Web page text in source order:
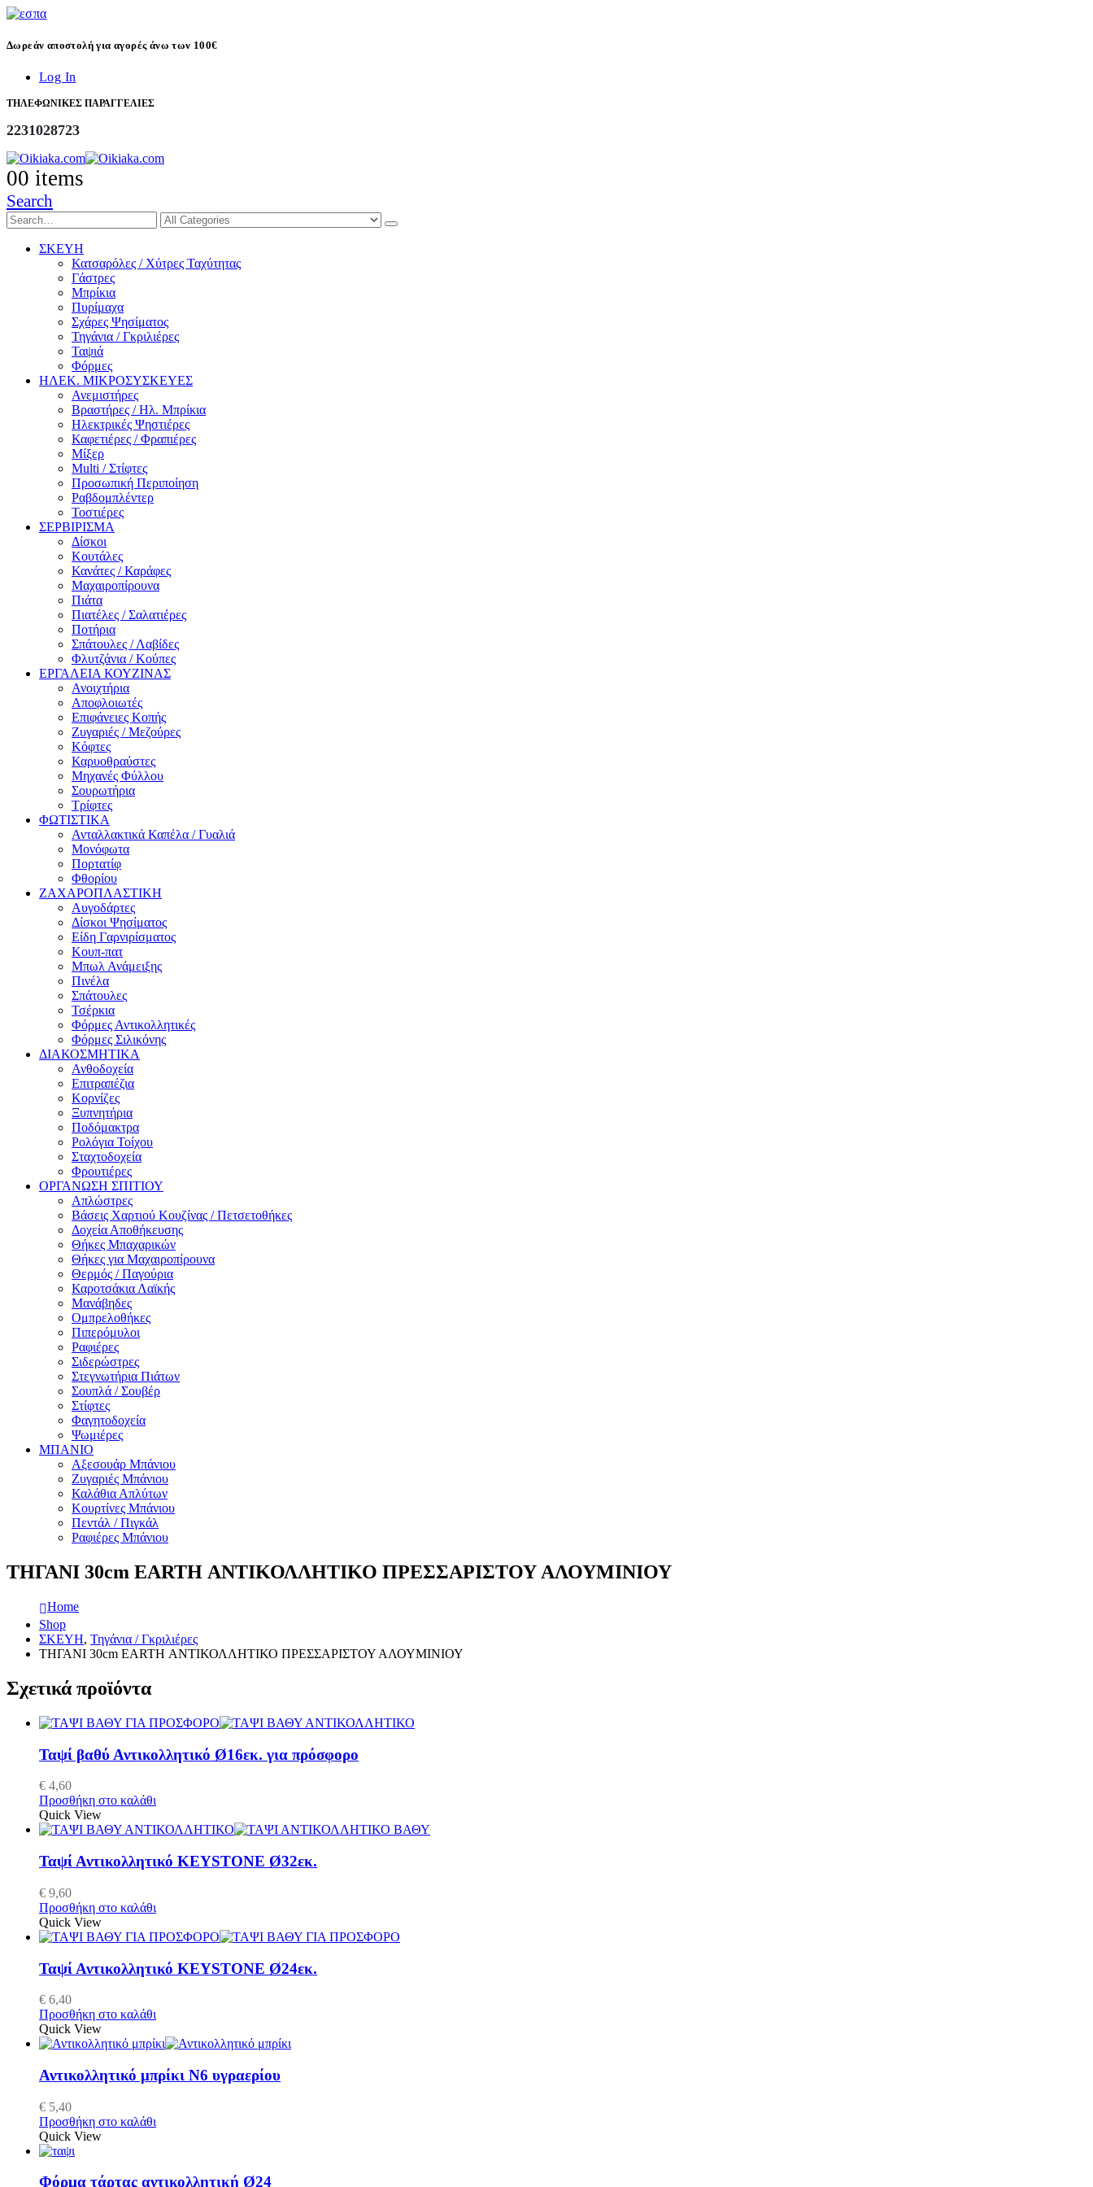
Δωρεάν αποστολή για αγορές άνω των 100€
Log In
ΤΗΛΕΦΩΝΙΚΕΣ ΠΑΡΑΓΓΕΛΙΕΣ
2231028723
00 items
Search
ΣΚΕΥΗ
Κατσαρόλες / Χύτρες Ταχύτητας
Γάστρες
Μπρίκια
Πυρίμαχα
Σχάρες Ψησίματος
Τηγάνια / Γκριλιέρες
Ταψιά
Φόρμες
ΗΛΕΚ. ΜΙΚΡΟΣΥΣΚΕΥΕΣ
Ανεμιστήρες
Βραστήρες / Ηλ. Μπρίκια
Ηλεκτρικές Ψηστιέρες
Καφετιέρες / Φραπιέρες
Μίξερ
Multi / Στίφτες
Προσωπική Περιποίηση
Ραβδομπλέντερ
Τοστιέρες
ΣΕΡΒΙΡΙΣΜΑ
Δίσκοι
Κουτάλες
Κανάτες / Καράφες
Μαχαιροπίρουνα
Πιάτα
Πιατέλες / Σαλατιέρες
Ποτήρια
Σπάτουλες / Λαβίδες
Φλυτζάνια / Κούπες
ΕΡΓΑΛΕΙΑ ΚΟΥΖΙΝΑΣ
Ανοιχτήρια
Αποφλοιωτές
Επιφάνειες Κοπής
Ζυγαριές / Μεζούρες
Κόφτες
Καρυοθραύστες
Μηχανές Φύλλου
Σουρωτήρια
Τρίφτες
ΦΩΤΙΣΤΙΚΑ
Ανταλλακτικά Καπέλα / Γυαλιά
Μονόφωτα
Πορτατίφ
Φθορίου
ΖΑΧΑΡΟΠΛΑΣΤΙΚΗ
Αυγοδάρτες
Δίσκοι Ψησίματος
Είδη Γαρνιρίσματος
Κουπ-πατ
Μπωλ Ανάμειξης
Πινέλα
Σπάτουλες
Τσέρκια
Φόρμες Αντικολλητικές
Φόρμες Σιλικόνης
ΔΙΑΚΟΣΜΗΤΙΚΑ
Ανθοδοχεία
Επιτραπέζια
Κορνίζες
Ξυπνητήρια
Ποδόμακτρα
Ρολόγια Τοίχου
Σταχτοδοχεία
Φρουτιέρες
ΟΡΓΑΝΩΣΗ ΣΠΙΤΙΟΥ
Απλώστρες
Βάσεις Χαρτιού Κουζίνας / Πετσετοθήκες
Δοχεία Αποθήκευσης
Θήκες Μπαχαρικών
Θήκες για Μαχαιροπίρουνα
Θερμός / Παγούρια
Καροτσάκια Λαϊκής
Μανάβηδες
Ομπρελοθήκες
Πιπερόμυλοι
Ραφιέρες
Σιδερώστρες
Στεγνωτήρια Πιάτων
Σουπλά / Σουβέρ
Στίφτες
Φαγητοδοχεία
Ψωμιέρες
ΜΠΑΝΙΟ
Αξεσουάρ Μπάνιου
Ζυγαριές Μπάνιου
Καλάθια Απλύτων
Κουρτίνες Μπάνιου
Πεντάλ / Πιγκάλ
Ραφιέρες Μπάνιου
ΤΗΓΑΝΙ 30cm EARTH ΑΝΤΙΚΟΛΛΗΤΙΚΟ ΠΡΕΣΣΑΡΙΣΤΟΥ ΑΛΟΥΜΙΝΙΟΥ
Home
Shop
ΣΚΕΥΗ, Τηγάνια / Γκριλιέρες
ΤΗΓΑΝΙ 30cm EARTH ΑΝΤΙΚΟΛΛΗΤΙΚΟ ΠΡΕΣΣΑΡΙΣΤΟΥ ΑΛΟΥΜΙΝΙΟΥ
Σχετικά προϊόντα
Ταψί βαθύ Αντικολλητικό Ø16εκ. για πρόσφορο
€ 4,60
Προσθήκη στο καλάθι
Quick View
Ταψί Αντικολλητικό KEYSTONE Ø32εκ.
€ 9,60
Προσθήκη στο καλάθι
Quick View
Ταψί Αντικολλητικό KEYSTONE Ø24εκ.
€ 6,40
Προσθήκη στο καλάθι
Quick View
Αντικολλητικό μπρίκι Ν6 υγραερίου
€ 5,40
Προσθήκη στο καλάθι
Quick View
Φόρμα τάρτας αντικολλητική Ø24